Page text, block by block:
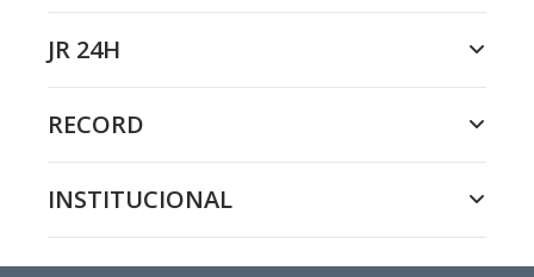
JR 24H
RECORD
INSTITUCIONAL